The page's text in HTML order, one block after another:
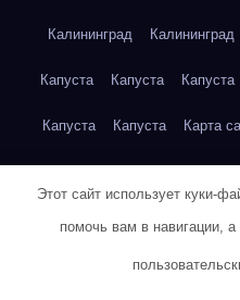
Калининград Калининград
Капуста Капуста Капуста
Капуста Капуста Карта
Кейптаун
Этот сайт использует куки-
помочь вам в навигации,